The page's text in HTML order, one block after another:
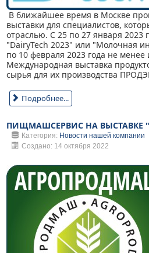
В ближайшее время в Москве
выставки для специалистов,
отраслью. С 25 по 27 января 2023
"DairyTech 2023" или "Молочная
по 10 февраля 2023 года не менее
Международная выставка
сырья для их производства
Подробнее...
ПИЩМАШСЕРВИС НА ВЫСТАВКЕ
Категория: Новости нашей компании
Создано: 14 октября 2022